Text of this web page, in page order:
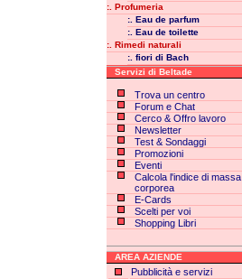
:. Profumeria
:. Eau de parfum
:. Eau de toilette
:. Rimedi naturali
:. fiori di Bach
Servizi di Beltade
Trova un centro
Forum e Chat
Cerco & Offro lavoro
Newsletter
Test & Sondaggi
Promozioni
Eventi
Calcola l'indice di massa
corporea
E-Cards
Scelti per voi
Shopping Libri
AREA AZIENDE
Pubblicità e servizi